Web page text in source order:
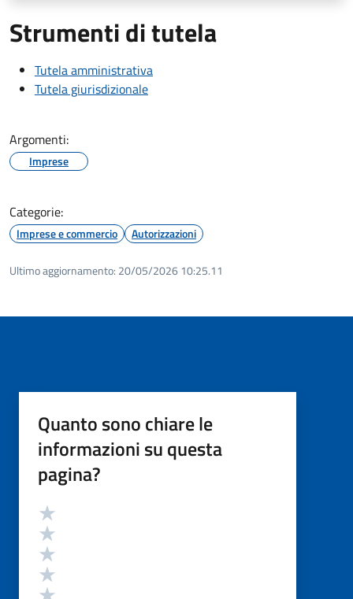
Strumenti di tutela
Tutela amministrativa
Tutela giurisdizionale
Argomenti:
Imprese
Categorie:
Imprese e commercio Autorizzazioni
Ultimo aggiornamento: 20/05/2026 10:25.11
Quanto sono chiare le
informazioni su questa
pagina?
Valutazione